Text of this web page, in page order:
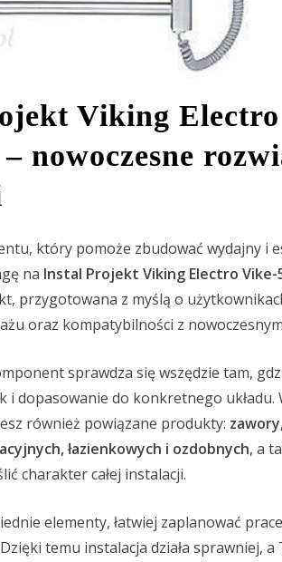
Viking Electro
nowoczesne
który pomoże zbudować wydajny i
na Instal Projekt Viking Electro Vike-
przygotowana z myślą o
oraz kompatybilności z
sprawdza się wszędzie tam,
i dopasowanie do konkretnego
również powiązane produkty:
łazienkowych i ozdobnych, a
charakter całej instalacji.
elementy, łatwiej zaplanować
temu instalacja działa sprawniej,